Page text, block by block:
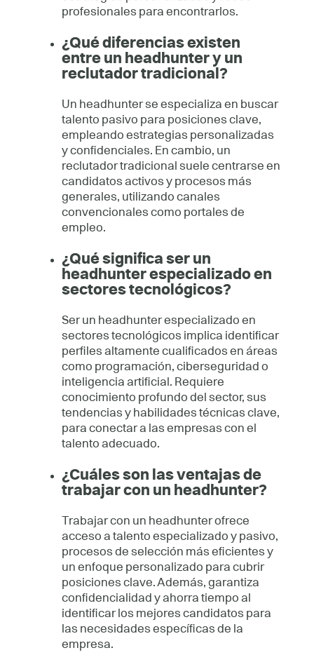
profesionales para encontrarlos.
¿Qué diferencias existen
entre un headhunter y un
reclutador tradicional?
Un headhunter se especializa en buscar
talento pasivo para posiciones clave,
empleando estrategias personalizadas
y confidenciales. En cambio, un
reclutador tradicional suele centrarse en
candidatos activos y procesos más
generales, utilizando canales
convencionales como portales de
empleo.
¿Qué significa ser un
headhunter especializado en
sectores tecnológicos?
Ser un headhunter especializado en
sectores tecnológicos implica identificar
perfiles altamente cualificados en áreas
como programación, ciberseguridad o
inteligencia artificial. Requiere
conocimiento profundo del sector, sus
tendencias y habilidades técnicas clave,
para conectar a las empresas con el
talento adecuado.
¿Cuáles son las ventajas de
trabajar con un headhunter?
Trabajar con un headhunter ofrece
acceso a talento especializado y pasivo,
procesos de selección más eficientes y
un enfoque personalizado para cubrir
posiciones clave. Además, garantiza
confidencialidad y ahorra tiempo al
identificar los mejores candidatos para
las necesidades específicas de la
empresa.